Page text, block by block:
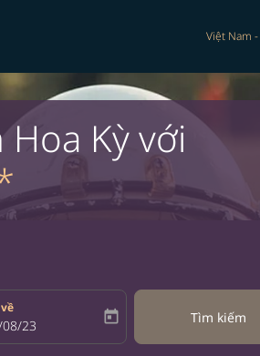
Việt Nam -
Kỳ với
return-date-aria-label
23 today Tìm kiếm